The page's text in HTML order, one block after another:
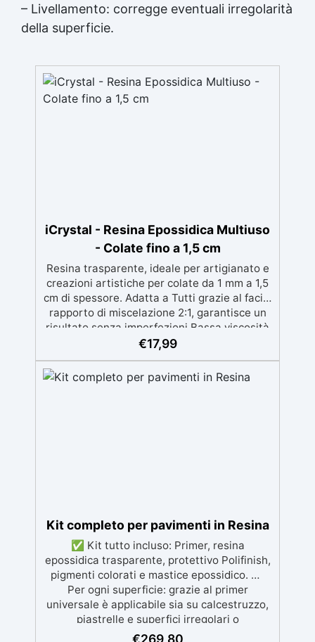
– Livellamento: corregge eventuali irregolarità
della superficie.
iCrystal - Resina Epossidica Multiuso
- Colate fino a 1,5 cm
Resina trasparente, ideale per artigianato e
creazioni artistiche per colate da 1 mm a 1,5
cm di spessore. Adatta a Tutti grazie al facile
rapporto di miscelazione 2:1, garantisce un
risultato senza imperfezioni Bassa viscosità
per colate senza bolle, compatibile con
materiali. Certificata post-catalisi atossica e
sicura per il contatto con la pelle, Bpa Free e
€17,99
Kit completo per pavimenti in Resina
✅ Kit tutto incluso: Primer, resina
epossidica trasparente, protettivo Polifinish,
pigmenti colorati e mastice epossidico. ✅
Per ogni superficie: grazie al primer
universale è applicabile sia su calcestruzzo,
piastrelle e superfici irregolari o
danneggiate. ✅ Facile da applicare: Video
€269,80